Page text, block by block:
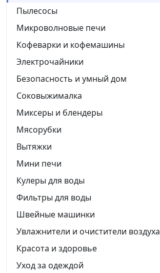
Пылесосы
Микроволновые печи
Кофеварки и кофемашины
Электрочайники
Безопасность и умный дом
Соковыжималка
Миксеры и блендеры
Мясорубки
Вытяжки
Мини печи
Кулеры для воды
Фильтры для воды
Швейные машинки
Увлажнители и очистители воздуха
Красота и здоровье
Уход за одеждой